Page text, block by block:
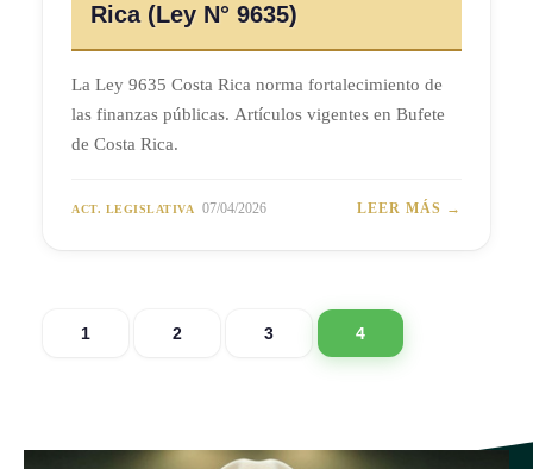
Rica (Ley N° 9635)
La Ley 9635 Costa Rica norma fortalecimiento de
las finanzas públicas. Artículos vigentes en Bufete
de Costa Rica.
ACT. LEGISLATIVA 07/04/2026 LEER MÁS →
1 2 3 4